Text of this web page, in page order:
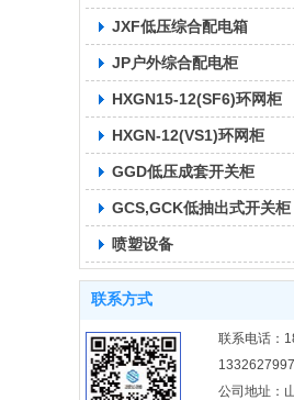
JXF低压综合配电箱
JP户外综合配电柜
HXGN15-12(SF6)环网柜
HXGN-12(VS1)环网柜
GGD低压成套开关柜
GCS,GCK低抽出式开关柜
喷塑设备
联系方式
联系电话：
公司地址：